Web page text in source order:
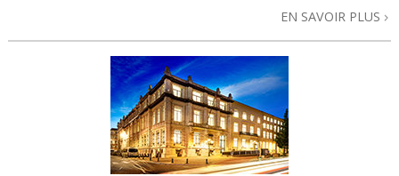
EN SAVOIR PLUS